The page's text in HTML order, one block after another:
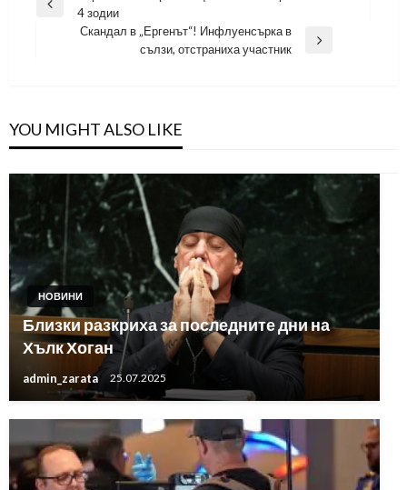
Previous4 зодии
Скандал в „Ергенът“! Инфлуенсърка в
сълзи, отстраниха участник
YOU MIGHT ALSO LIKE
НОВИНИ
Близки разкриха за последните дни на
Хълк Хоган
admin_zarata 25.07.2025